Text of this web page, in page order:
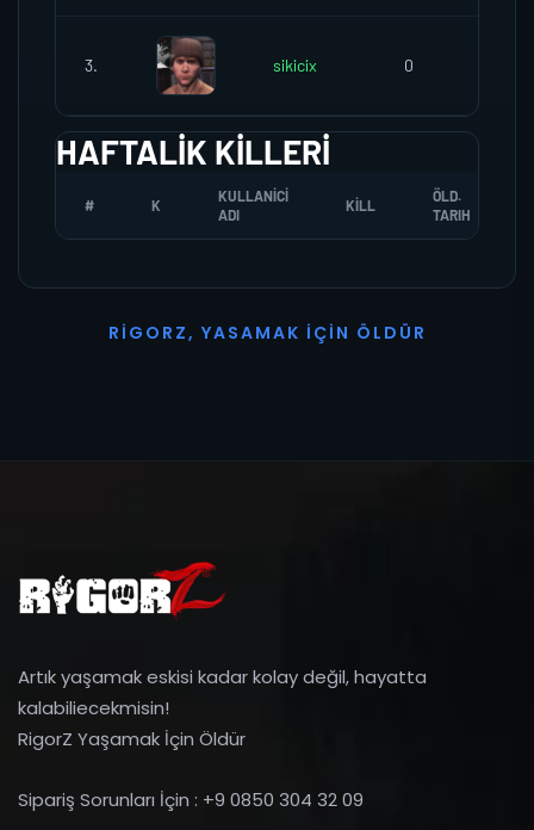
3. sikicix 0
HAFTALIK KILLERI
# K
KULLANICI
ADI
KILL
ÖLD.
TARIH
R I G O R Z, YASAMAK İ ÇI N Ö L D Ü R
Artık yaşamak eskisi kadar kolay değil, hayatta
kalabiliecekmisin!
RigorZ Yaşamak İçin Öldür
Sipariş Sorunları İçin : +9 0850 304 32 09